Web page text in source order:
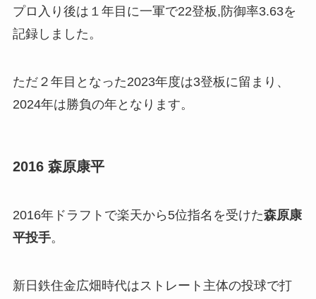
プロ入り後は１年目に一軍で22登板,防御率3.63を
記録しました。
ただ２年目となった2023年度は3登板に留まり、
2024年は勝負の年となります。
2016 森原康平
2016年ドラフトで楽天から5位指名を受けた森原康
平投手。
新日鉄住金広畑時代はストレート主体の投球で打